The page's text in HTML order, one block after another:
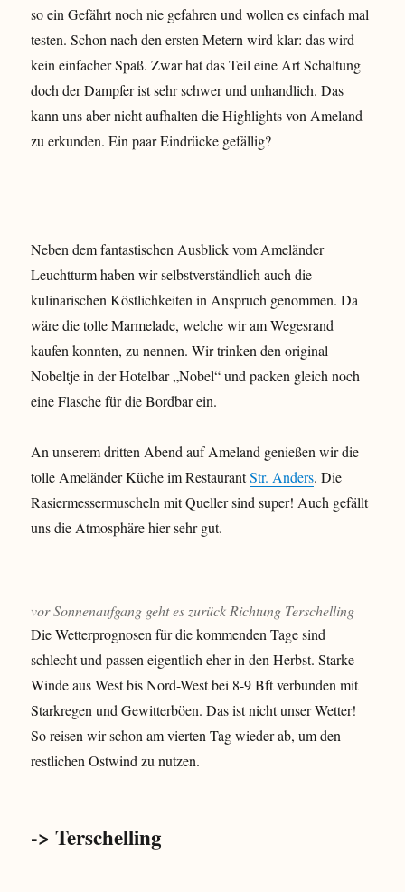
so ein Gefährt noch nie gefahren und wollen es einfach mal
testen. Schon nach den ersten Metern wird klar: das wird
kein einfacher Spaß. Zwar hat das Teil eine Art Schaltung
doch der Dampfer ist sehr schwer und unhandlich. Das
kann uns aber nicht aufhalten die Highlights von Ameland
zu erkunden. Ein paar Eindrücke gefällig?
Neben dem fantastischen Ausblick vom Ameländer
Leuchtturm haben wir selbstverständlich auch die
kulinarischen Köstlichkeiten in Anspruch genommen. Da
wäre die tolle Marmelade, welche wir am Wegesrand
kaufen konnten, zu nennen. Wir trinken den original
Nobeltje in der Hotelbar „Nobel“ und packen gleich noch
eine Flasche für die Bordbar ein.
An unserem dritten Abend auf Ameland genießen wir die
tolle Ameländer Küche im RestaurantStr. Anders. Die
Rasiermessermuscheln mit Queller sind super! Auch gefällt
uns die Atmosphäre hier sehr gut.
vor Sonnenaufgang geht es zurück Richtung Terschelling
Die Wetterprognosen für die kommenden Tage sind
schlecht und passen eigentlich eher in den Herbst. Starke
Winde aus West bis Nord-West bei 8-9 Bft verbunden mit
Starkregen und Gewitterböen. Das ist nicht unser Wetter!
So reisen wir schon am vierten Tag wieder ab, um den
restlichen Ostwind zu nutzen.
-> Terschelling